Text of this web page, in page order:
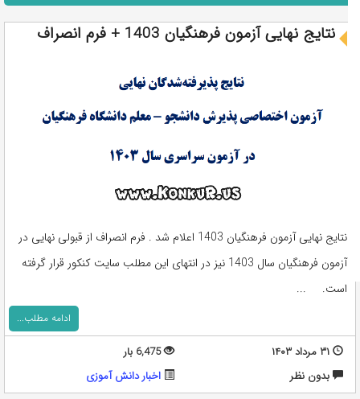
نتایج نهایی آزمون فرهنگیان 1403 + فرم انصراف
نتایج نهایی آزمون فرهنگیان 1403 اعلام شد . فرم انصراف از قبولی نهایی در
آزمون فرهنگیان سال 1403 نیز در انتهای این مطلب سایت کنکور قرار گرفته
است. ...
ادامه مطلب...
۳۱ مرداد ۱۴۰۳
6,475 بار
بدون نظر
اخبار دانش آموزی